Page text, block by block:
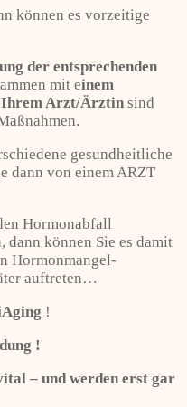
können es vorzeitige
der entsprechenden
mit einem
Ihrem Arzt/Ärztin sind
gesundheitliche
dann von einem ARZT
Hormonabfall
können Sie es damit
Hormonmangel-
auftreten…
!
!
– und werden erst gar